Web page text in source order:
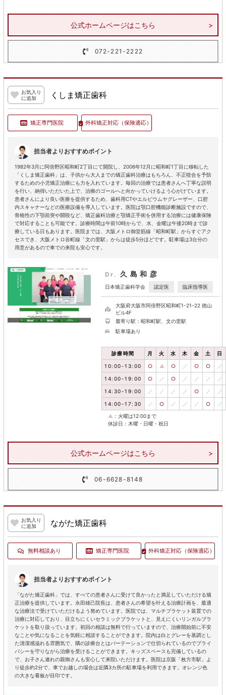
公式ホームページはこちら
072-221-2222
お気入り
に追加
くしま矯正歯科
矯正専門医院 外科矯正対応（保険適応）
担当者よりおすすめポイント
1982年3月に阿倍野区昭和町2丁目にて開院し、2006年12月に昭和町1丁目に移転した
「くしま矯正歯科」は、子供から大人までの矯正歯科治療はもちろん、不正咬合を予防
するための小児矯正治療にも力を入れています。毎回の治療では患者さんへ丁寧な説明
を行い、納得いただいた上で、治療のゴールへと向かっていけるよう心がけています。
患者さんにより良い医療を提供するため、歯科用CTやエルビウムヤグレーザー、口腔
内スキャナーなどの医療設備を導入しています。医院は顎口腔機能診断施設ですので、
骨格性の下顎前突や開咬など、矯正歯科治療と顎矯正手術を併用する治療には健康保険
で対応することも可能です。診療時間は午前10時からで、水、金曜は午後20時まで診
療している日もあります。医院までは、大阪メトロ御堂筋線「昭和町駅」からすぐアク
セスでき、大阪メトロ谷町線「文の里駅」からは徒歩5分ほどです。駐車場は3台分の
用意があるので車での来院も安心です。
Dr. 久島和彦
日本矯正歯科学会 認定医 臨床指導医
大阪府大阪市阿倍野区昭和町1-21-22 徳山
ビル4F
最寄り駅：昭和町駅、文の里駅
駐車場あり
診療時間 月 火 水 木 金 土 日
10:00-13:00 ○ ▲ ○ ／ ○ ○ ／
14:00-19:00 ○ ／ ○ ／ ／ ／ ／
14:30-19:00 ／ ／ ／ ／ ○ ／ ／
14:00-17:30 ／ ○ ／ ／ ／ ○ ／
▲ ：火曜は12:00まで
休診日：木曜・日曜・祝日
公式ホームページはこちら
06-6628-8148
お気入り
に追加
ながた矯正歯科
無料相談あり 矯正専門医院 外科矯正対応 （保険適応）
担当者よりおすすめポイント
「ながた矯正歯科」では、すべての患者さんに受けて良かったと満足していただける矯
正治療を提供しています。永田雄己院長は、患者さんの希望を叶える治療計画を、最適
な治療法で受けていただけるよう努めています。医院では、マルチブラケット装置での
治療に対応しており、目立ちにくいセラミックブラケットと、見えにくいリンガルブラ
ケットを取り扱っています。初回の相談は無料で行っていますので、治療開始前に不安
なことや気になることを気軽に相談することができます。院内は白とグレーを基調とし
た清潔感溢れる雰囲気で、隣の診療台とはパーテーションで仕切られているのでプライ
バシーを守りながら治療を受けることができます。キッズスペースも完備しているの
で、お子さん連れの親御さんも安心して来院いただけます。医院は京阪「枚方市駅」よ
り徒歩約2分で、車でお越しの場合は近隣3カ所の駐車場を利用できます。オレンジ色
の大きな看板が目印です。